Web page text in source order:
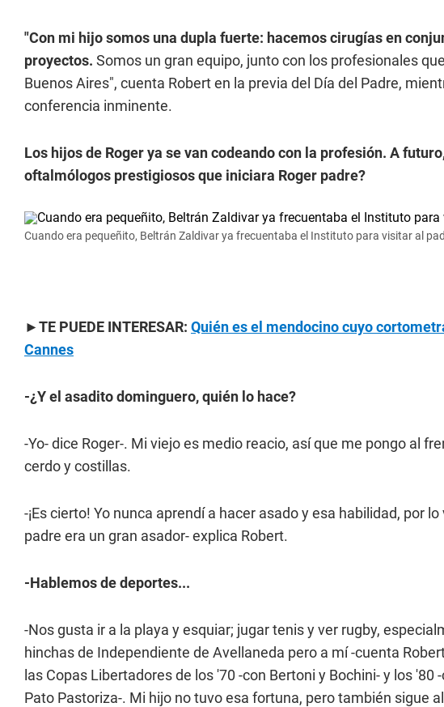
"Con mi hijo somos una dupla fuerte: hacemos cirugías en
proyectos. Somos un gran equipo, junto con los profesionales
Buenos Aires", cuenta Robert en la previa del Día del Padre,
conferencia inminente.
Los hijos de Roger ya se van codeando con la profesión. A
oftalmólogos prestigiosos que iniciara Roger padre?
Cuando era pequeñito, Beltrán Zaldivar ya frecuentaba el Instituto para visitar al
►TE PUEDE INTERESAR: Quién es el mendocino cuyo
Cannes
-¿Y el asadito dominguero, quién lo hace?
-Yo- dice Roger-. Mi viejo es medio reacio, así que me pongo al
cerdo y costillas.
-¡Es cierto! Yo nunca aprendí a hacer asado y esa habilidad, por
padre era un gran asador- explica Robert.
-Hablemos de deportes...
-Nos gusta ir a la playa y esquiar; jugar tenis y ver rugby,
hinchas de Independiente de Avellaneda pero a mí -cuenta
las Copas Libertadores de los '70 -con Bertoni y Bochini- y los '80
Pato Pastoriza-. Mi hijo no tuvo esa fortuna, pero también sigue